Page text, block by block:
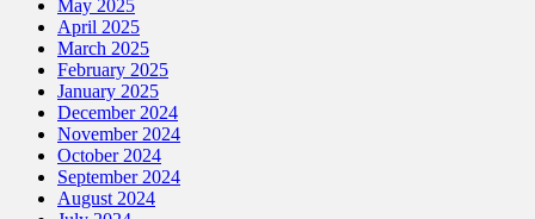
May 2025
April 2025
March 2025
February 2025
January 2025
December 2024
November 2024
October 2024
September 2024
August 2024